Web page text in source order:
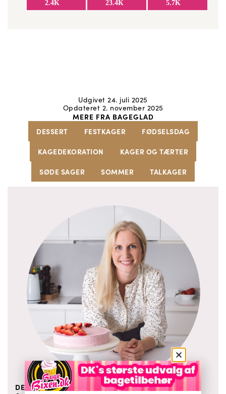
2.4K 23.4K 5.7K
Udgivet 24. juli 2025
Opdateret 2. november 2025
MERE FRA BAGEGLAD
DESSERT
FESTKAGER
FØDSELSDAG
KAGEDEKORATION
KAGER OG TÆRTER
SØDE SAGER
SOMMER TALKAGER
DEN BAGEGLADE